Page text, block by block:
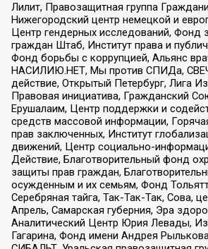
Лилит, Правозащитная группа
Нижегородский центр немецкой и
Центр гендерных исследований, Фонд
граждан Штаб, Институт права и
Фонд борьбы с коррупцией, Альянс
НАСИЛИЮ.НЕТ, Мы против СПИДа,
действие, Открытый Петербург, Лига
Правовая инициатива, Гражданский
Ерушалаим, Центр поддержки и
средств массовой информации,
прав заключенных, Институт
движений, Центр социально-
Действие, Благотворительный фонд
защиты прав граждан,
осужденным и их семьям, Фонд
Серебряная тайга, Так-Так-Так, Сова,
Апрель, Самарская губерния, Эра
Аналитический Центр Юрия Левады,
Гагарина, Фонд имени Андрея